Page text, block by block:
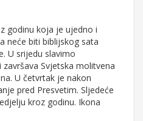
godinu koja je ujedno i
neće biti biblijskog sata
U srijedu slavimo
završava Svjetska molitvena
U četvrtak je nakon
pred Presvetim. Sljedeće
kroz godinu. Ikona